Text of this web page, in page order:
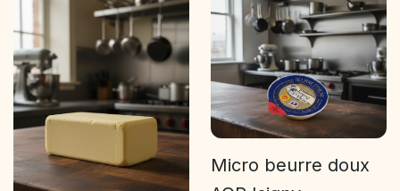
Micro beurre doux